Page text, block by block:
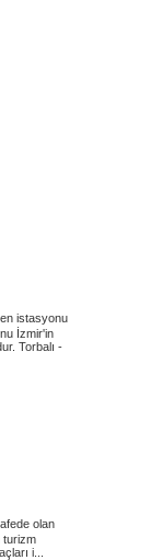
istasyonu
İzmir'in
Torbalı -
olan
turizm
i...